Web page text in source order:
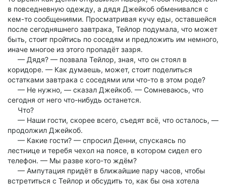
в повседневную одежду, а дядя Джейкоб обменивался с
кем-то сообщениями. Просматривая кучу еды, оставшейся
после сегодняшнего завтрака, Тейлор подумала, что может
быть, стоит пройтись по соседям и предложить им немного,
иначе многое из этого пропадёт зазря.
— Дядя? — позвала Тейлор, зная, что он стоял в
коридоре. — Как думаешь, может, стоит поделиться
остатками завтрака с соседями или что-то в этом роде?
— Не нужно, — сказал Джейкоб. — Сомневаюсь, что
сегодня от него что-нибудь останется.
Что?
— Наши гости, скорее всего, съедят всё, что осталось, —
продолжил Джейкоб.
— Какие гости? — спросил Денни, спускаясь по
лестнице и теребя чехол на поясе, в котором сидел его
телефон. — Мы разве кого-то ждём?
— Ампутация придёт в ближайшие пару часов, чтобы
встретиться с Тейлор и обсудить то, как бы она хотела